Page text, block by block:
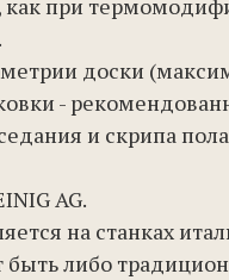
как при
доски
-
и скрипа
AG.
на станках
быть либо